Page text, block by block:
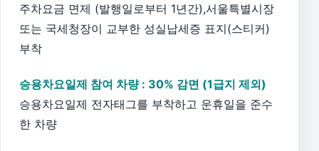
주차요금 면제 (발행일로부터 1년간),서울특별시장
또는 국세청장이 교부한 성실납세증 표지(스티커)
부착
승용차요일제 참여 차량 : 30% 감면 (1급지 제외)
승용차요일제 전자태그를 부착하고 운휴일을 준수
한 차량